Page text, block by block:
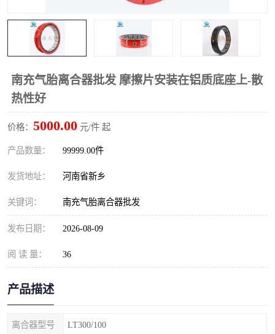
南充气胎离合器批发 摩擦片安装在铝质底座上-散
热性好
价格： 5000.00 元/件 起
产品数量： 99999.00件
发货地址： 河南省新乡
关键词： 南充气胎离合器批发
发布日期： 2026-08-09
阅 读 量： 36
产品描述
离合器型号 LT300/100